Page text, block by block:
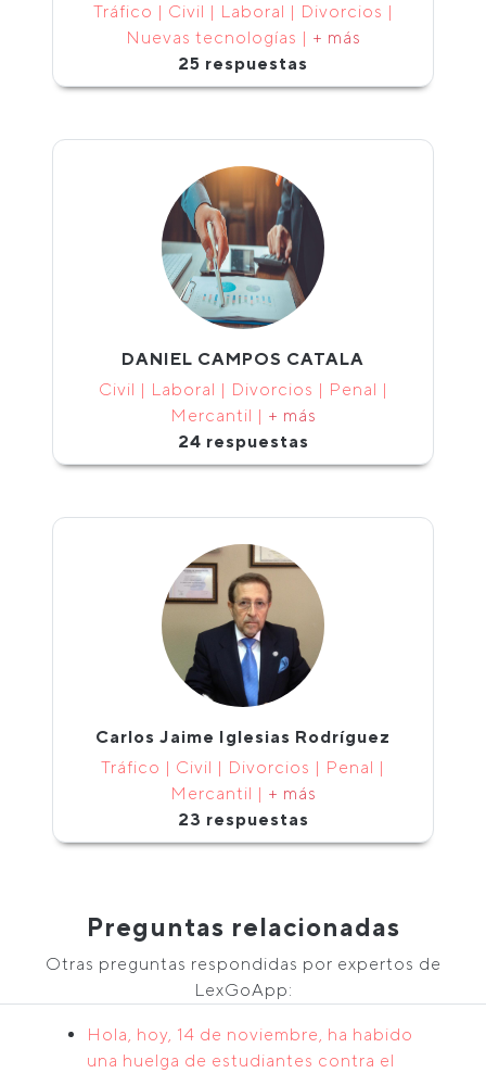
Tráfico | Civil | Laboral | Divorcios |
Nuevas tecnologías | + más
25 respuestas
DANIEL CAMPOS CATALA
Civil | Laboral | Divorcios | Penal |
Mercantil | + más
24 respuestas
Carlos Jaime Iglesias Rodríguez
Tráfico | Civil | Divorcios | Penal |
Mercantil | + más
23 respuestas
Preguntas relacionadas
Otras preguntas respondidas por expertos de
LexGoApp:
Hola, hoy, 14 de noviembre, ha habido
una huelga de estudiantes contra el